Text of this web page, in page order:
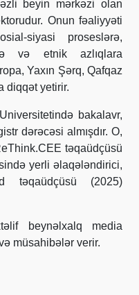
beyin mərkəzi olan
Onun fəaliyyəti
siyasi proseslərə,
və etnik azlıqlara
Yaxın Şərq, Qafqaz
diqqət yetirir.
bakalavr,
dərəcəsi almışdır. O,
təqaüdçüsü
yerli əlaqələndirici,
təqaüdçüsü (2025)
beynəlxalq media
müsahibələr verir.